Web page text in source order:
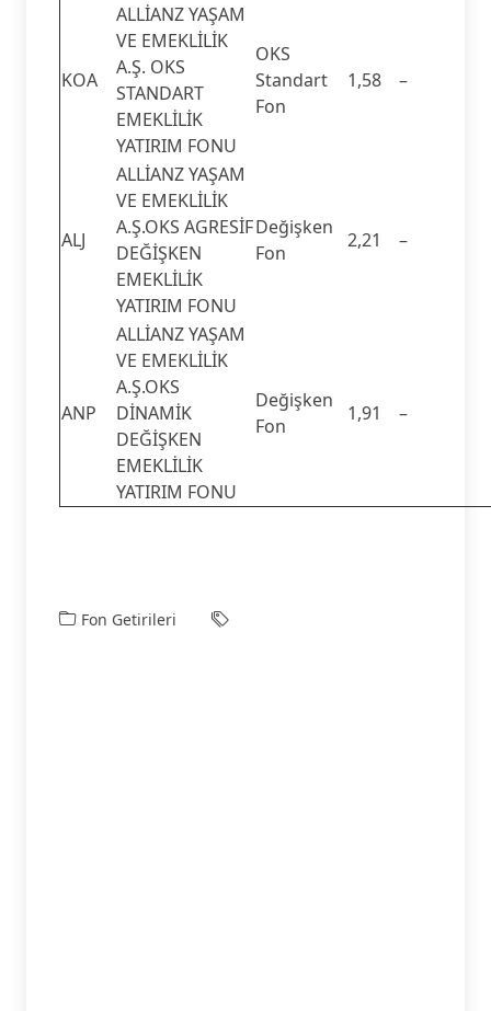
KOA
ALLİANZ YAŞAM
VE EMEKLİLİK
A.Ş. OKS
STANDART
EMEKLİLİK
YATIRIM FONU
OKS
Standart
Fon
1,58 –
ALJ
ALLİANZ YAŞAM
VE EMEKLİLİK
A.Ş.OKS AGRESİF
DEĞİŞKEN
EMEKLİLİK
YATIRIM FONU
Değişken
Fon
2,21 –
ANP
ALLİANZ YAŞAM
VE EMEKLİLİK
A.Ş.OKS
DİNAMİK
DEĞİŞKEN
EMEKLİLİK
YATIRIM FONU
Değişken
Fon
1,91 –
Fon Getirileri